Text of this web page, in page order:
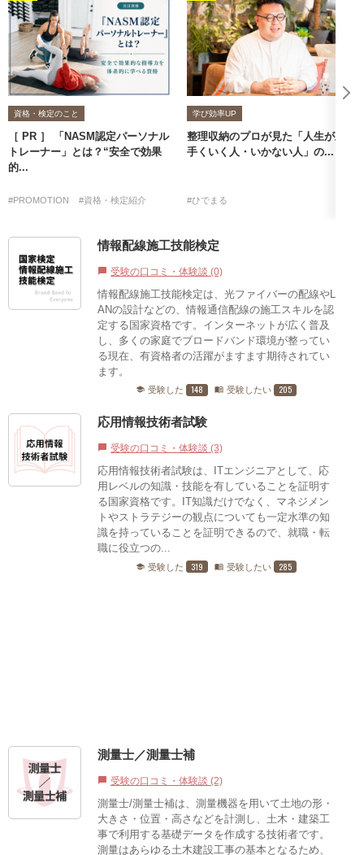
資格・検定のこと
［ PR ］ 「NASM認定パーソナル
トレーナー」とは？“安全で効果
的...
#PROMOTION #資格・検定紹介
学び効率UP
整理収納のプロが見た「人生が上
手くいく人・いかない人」の...
#ひでまる
情報配線施工技能検定
chat_bubble 受験の口コミ・体験談 (0)
情報配線施工技能検定は、光ファイバーの配線やL
ANの設計などの、情報通信配線の施工スキルを認
定する国家資格です。インターネットが広く普及
し、多くの家庭でブロードバンド環境が整ってい
る現在、有資格者の活躍がますます期待されてい
ます。
school 受験した 148 menu_book 受験したい 205
応用情報技術者試験
chat_bubble 受験の口コミ・体験談 (3)
応用情報技術者試験は、ITエンジニアとして、応
用レベルの知識・技能を有していることを証明す
る国家資格です。IT知識だけでなく、マネジメン
トやストラテジーの観点についても一定水準の知
識を持っていることを証明できるので、就職・転
職に役立つの...
school 受験した 319 menu_book 受験したい 285
測量士／測量士補
chat_bubble 受験の口コミ・体験談 (2)
測量士/測量士補は、測量機器を用いて土地の形・
大きさ・位置・高さなどを計測し、土木・建築工
事で利用する基礎データを作成する技術者です。
測量はあらゆる土木建設工事の基本となるため、